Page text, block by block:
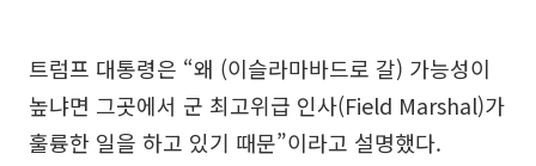
트럼프 대통령은 “왜 (이슬라마바드로 갈) 가능성이
높냐면 그곳에서 군 최고위급 인사(Field Marshal)가
훌륭한 일을 하고 있기 때문”이라고 설명했다.